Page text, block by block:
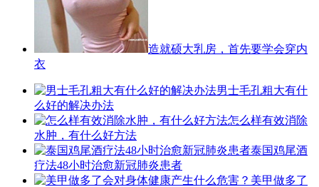
造就硕大乳房，首先要学会穿内
衣
男士毛孔粗大有什
么好的解决办法
怎么样有效消除
水肿，有什么好方法
泰国鸡尾酒
疗法48小时治愈新冠肺炎患者
美甲做多了